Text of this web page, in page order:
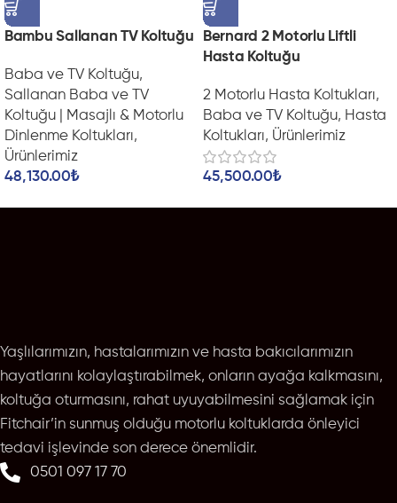
Bambu Sallanan TV Koltuğu
Baba ve TV Koltuğu,
Sallanan Baba ve TV
Koltuğu | Masajlı & Motorlu
Dinlenme Koltukları,
Ürünlerimiz
48,130.00₺
Bernard 2 Motorlu Liftli
Hasta Koltuğu
2 Motorlu Hasta Koltukları,
Baba ve TV Koltuğu, Hasta
Koltukları, Ürünlerimiz
45,500.00₺
Yaşlılarımızın, hastalarımızın ve hasta bakıcılarımızın
hayatlarını kolaylaştırabilmek, onların ayağa kalkmasını,
koltuğa oturmasını, rahat uyuyabilmesini sağlamak için
Fitchair’in sunmuş olduğu motorlu koltuklarda önleyici
tedavi işlevinde son derece önemlidir.
0501 097 17 70